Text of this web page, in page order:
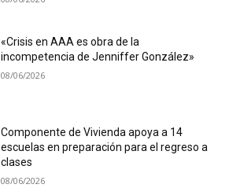
«Crisis en AAA es obra de la
incompetencia de Jenniffer González»
08/06/2026
Componente de Vivienda apoya a 14
escuelas en preparación para el regreso a
clases
08/06/2026